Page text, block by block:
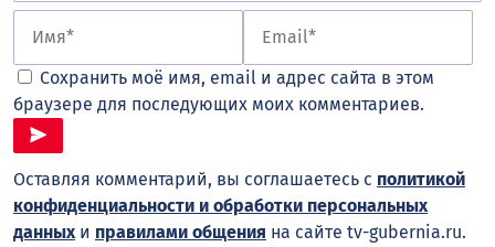
Сохранить моё имя, email и адрес сайта в этом
браузере для последующих моих комментариев.
Оставляя комментарий, вы соглашаетесь с политикой
конфиденциальности и обработки персональных
данныхи правилами общения на сайте tv-gubernia.ru.